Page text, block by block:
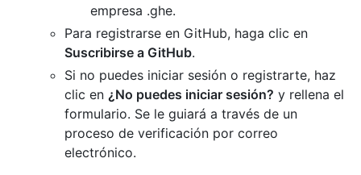
empresa .ghe.
Para registrarse en GitHub, haga clic en
Suscribirse a GitHub.
Si no puedes iniciar sesión o registrarte, haz
clic en ¿No puedes iniciar sesión? y rellena el
formulario. Se le guiará a través de un
proceso de verificación por correo
electrónico.